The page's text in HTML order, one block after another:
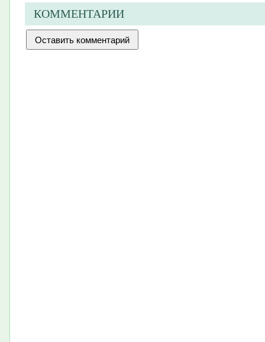
КОММЕНТАРИИ